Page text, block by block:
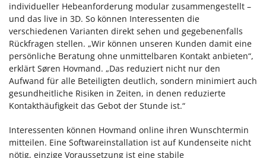
individueller Hebeanforderung modular zusammengestellt –
und das live in 3D. So können Interessenten die
verschiedenen Varianten direkt sehen und gegebenenfalls
Rückfragen stellen. „Wir können unseren Kunden damit eine
persönliche Beratung ohne unmittelbaren Kontakt anbieten“,
erklärt Søren Hovmand. „Das reduziert nicht nur den
Aufwand für alle Beteiligten deutlich, sondern minimiert auch
gesundheitliche Risiken in Zeiten, in denen reduzierte
Kontakthäufigkeit das Gebot der Stunde ist.“
Interessenten können Hovmand online ihren Wunschtermin
mitteilen. Eine Softwareinstallation ist auf Kundenseite nicht
nötig, einzige Voraussetzung ist eine stabile